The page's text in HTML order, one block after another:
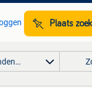
Plaats